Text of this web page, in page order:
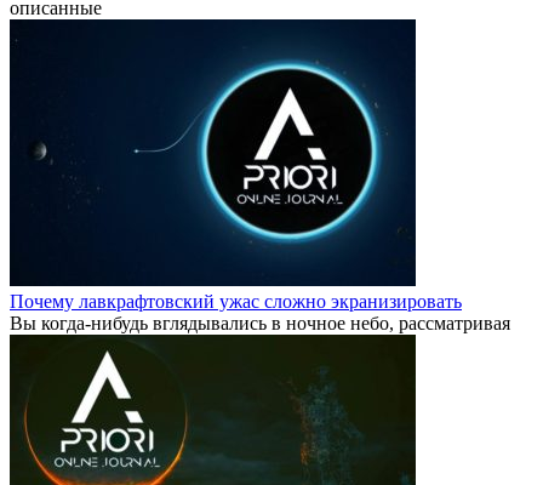
описанные
Почему лавкрафтовский ужас сложно экранизировать
Вы когда-нибудь вглядывались в ночное небо, рассматривая